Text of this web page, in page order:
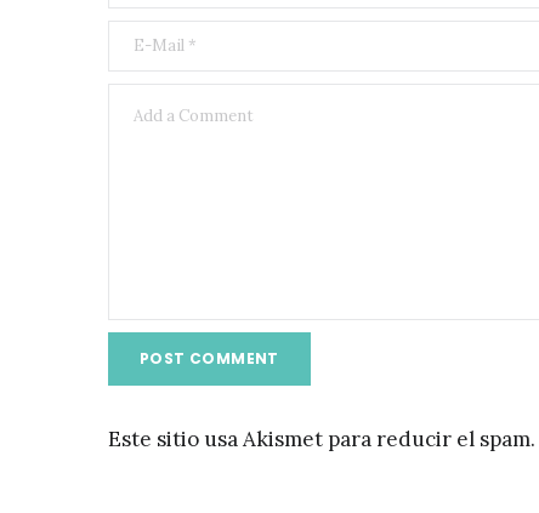
Este sitio usa Akismet para reducir el spam.